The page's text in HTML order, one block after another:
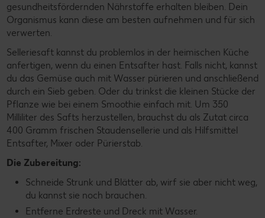
gesundheitsfördernden Nährstoffe erhalten bleiben. Dein
Organismus kann diese am besten aufnehmen und für sich
verwerten.
Selleriesaft kannst du problemlos in der heimischen Küche
anfertigen, wenn du einen Entsafter hast. Falls nicht, kannst
du das Gemüse auch mit Wasser pürieren und anschließend
durch ein Sieb geben. Oder du trinkst die kleinen Stücke der
Pflanze wie bei einem Smoothie einfach mit. Um 350
Milliliter des Safts herzustellen, brauchst du als Zutat circa
400 Gramm frischen Staudensellerie und als Hilfsmittel
Entsafter, Mixer oder Pürierstab.
Die Zubereitung:
Schneide Strunk und Blätter ab, wirf sie aber nicht weg,
du kannst sie noch brauchen.
Entferne Erdreste und Dreck mit Wasser.